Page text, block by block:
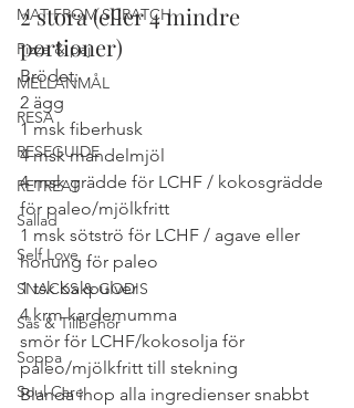
MAT FROM SCRATCH
Pizza & paj
MELLANMÅL
RESA
RESEGUIDE
RETREAT
Sallad
Self Love
SNACKS & GODIS
Sås & Tillbehör
Soppa
Soul Care
2 stora (eller 4 mindre
portioner)
Brödet:
2 ägg
1 msk fiberhusk
4 msk mandelmjöl
4 msk grädde för LCHF / kokosgrädde
för paleo/mjölkfritt
1 msk sötströ för LCHF / agave eller
honung för paleo
1 tsk bakpulver
4 krm kardemumma
smör för LCHF/kokosolja för
paleo/mjölkfritt till stekning
Blanda ihop alla ingredienser snabbt